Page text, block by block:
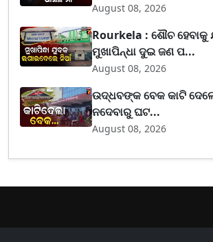
August 08, 2026
Rourkela : ଶୌଚ ହେବାକୁ
ମୁଖାପିନ୍ଧା ଦୁଇ ଜଣ ପ...
August 08, 2026
ଉଦ୍ଧବଙ୍କ ବେକ କାଟି
ନଦେବାରୁ ଘଟ...
August 08, 2026